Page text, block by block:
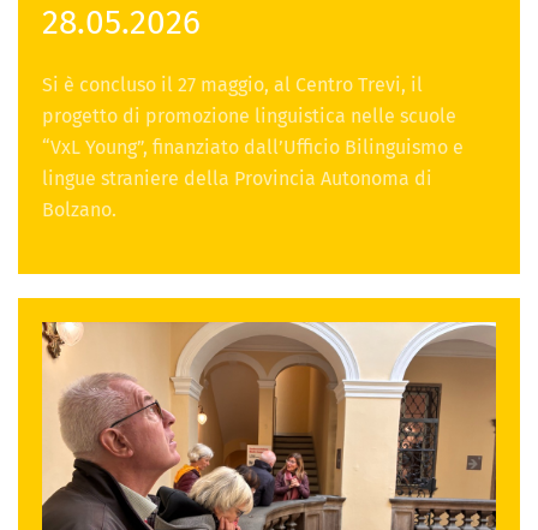
28.05.2026
Si è concluso il 27 maggio, al Centro Trevi, il
progetto di promozione linguistica nelle scuole
“VxL Young”, finanziato dall’Ufficio Bilinguismo e
lingue straniere della Provincia Autonoma di
Bolzano.